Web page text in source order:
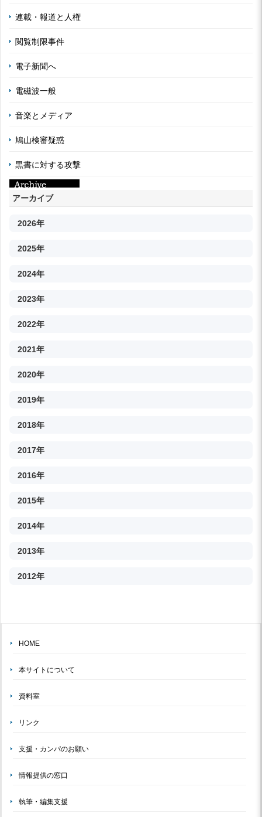
連載・報道と人権
閲覧制限事件
電子新聞へ
電磁波一般
音楽とメディア
鳩山検審疑惑
黒書に対する攻撃
アーカイブ
2026年
2025年
2024年
2023年
2022年
2021年
2020年
2019年
2018年
2017年
2016年
2015年
2014年
2013年
2012年
HOME
本サイトについて
資料室
リンク
支援・カンパのお願い
情報提供の窓口
執筆・編集支援